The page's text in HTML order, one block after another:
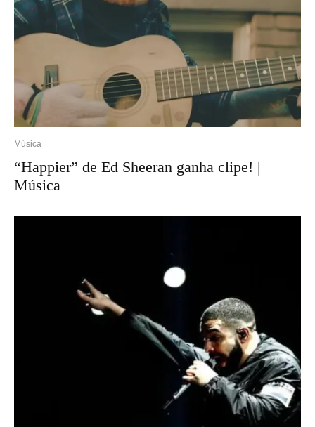
Música
“Happier” de Ed Sheeran ganha clipe! |
Música